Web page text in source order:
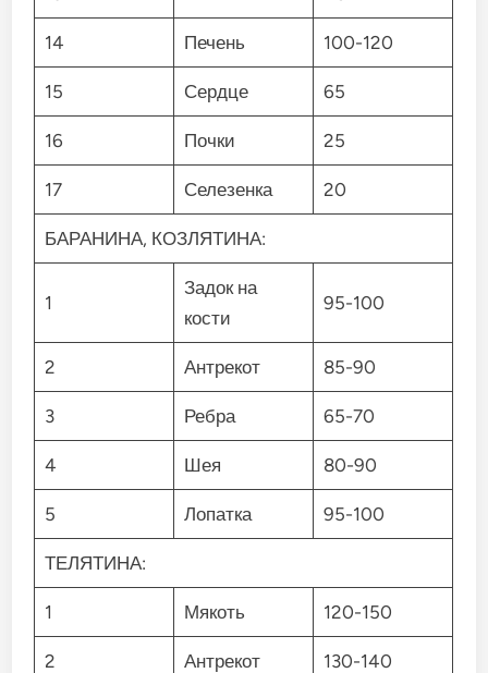
14 Печень 100-120
15 Сердце 65
16 Почки 25
17 Селезенка 20
БАРАНИНА, КОЗЛЯТИНА:
1
Задок на
кости
95-100
2 Антрекот 85-90
3 Ребра 65-70
4 Шея 80-90
5 Лопатка 95-100
ТЕЛЯТИНА:
1 Мякоть 120-150
2 Антрекот 130-140